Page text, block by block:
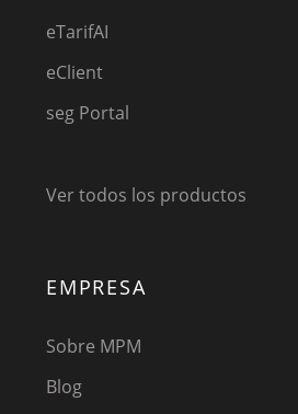
eTarifAI
eClient
seg Portal
Ver todos los productos
EMPRESA
Sobre MPM
Blog